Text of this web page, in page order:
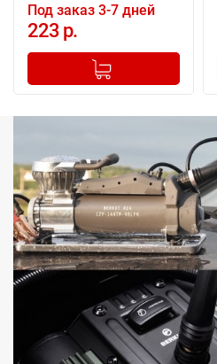
Под заказ 3-7 дней
223 р.
+
Добавлено в корзину